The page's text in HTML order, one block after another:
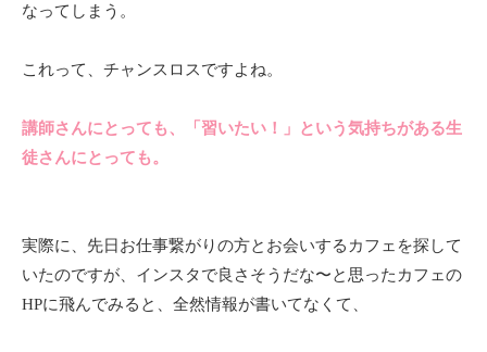
なってしまう。
これって、チャンスロスですよね。
講師さんにとっても、「習いたい！」という気持ちがある生
徒さんにとっても。
実際に、先日お仕事繋がりの方とお会いするカフェを探して
いたのですが、インスタで良さそうだな〜と思ったカフェの
HPに飛んでみると、全然情報が書いてなくて、